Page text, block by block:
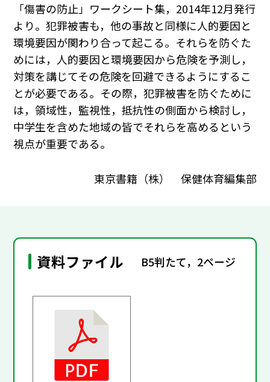
「傷害の防止」ワークシート集，2014年12月発行
より。犯罪被害も，他の事故と同様に人的要因と
環境要因が関わり合って起こる。それらを防ぐた
めには，人的要因と環境要因から危険を予測し，
対策を講じてその危険を回避できるようにするこ
とが必要である。その際，犯罪被害を防ぐために
は，領域性，監視性，抵抗性の側面から検討し，
中学生を含めた地域の皆でそれらを高めるという
視点が重要である。
東京書籍（株） 保健体育編集部
資料ファイル B5判たて，2ページ